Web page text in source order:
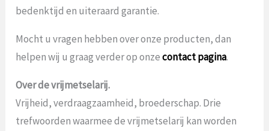
bedenktijd en uiteraard garantie.
Mocht u vragen hebben over onze producten, dan
helpen wij u graag verder op onzecontact pagina.
Over de vrijmetselarij.
Vrijheid, verdraagzaamheid, broederschap. Drie
trefwoorden waarmee de vrijmetselarij kan worden